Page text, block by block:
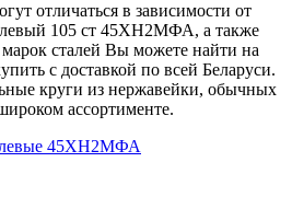
отличаться в зависимости от
105 ст 45ХН2МФА, а также
сталей Вы можете найти на
с доставкой по всей Беларуси.
круги из нержавейки, обычных
ассортименте.
45ХН2МФА